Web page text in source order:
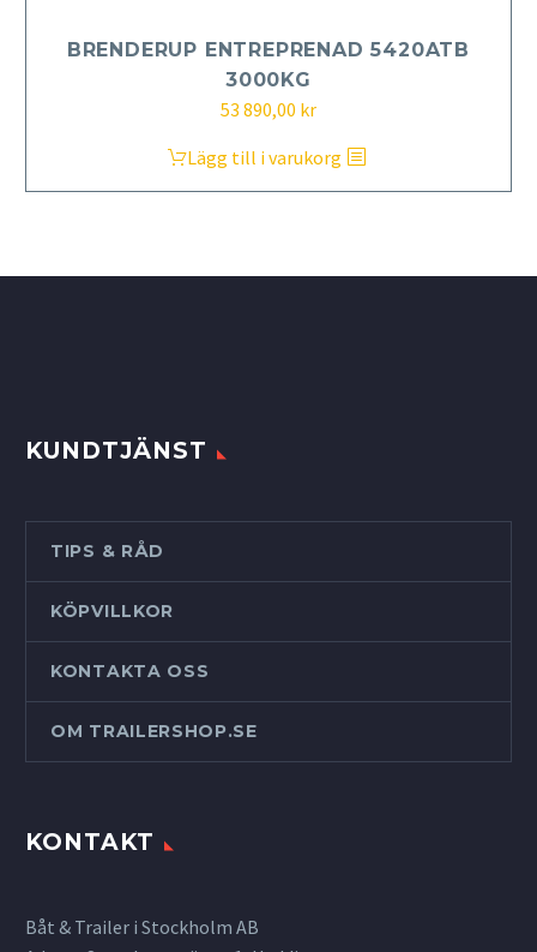
BRENDERUP ENTREPRENAD 5420ATB
3000KG
53 890,00 kr
Lägg till i varukorg
KUNDTJÄNST
TIPS & RÅD
KÖPVILLKOR
KONTAKTA OSS
OM TRAILERSHOP.SE
KONTAKT
Båt & Trailer i Stockholm AB